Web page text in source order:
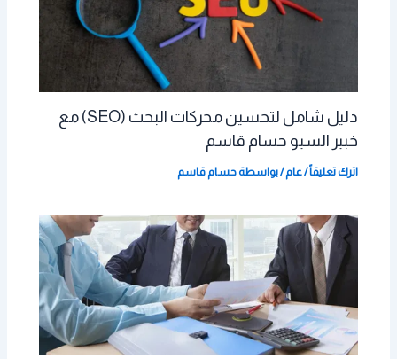
دليل شامل لتحسين محركات البحث (SEO) مع
خبير السيو حسام قاسم
اترك تعليقاً /عام/ بواسطة حسام قاسم